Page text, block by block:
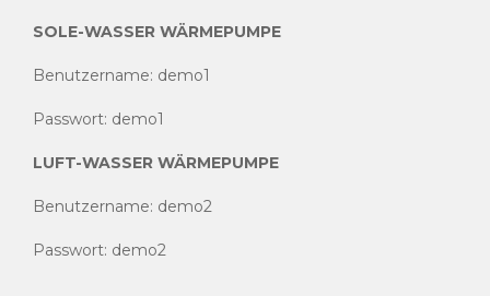
SOLE-WASSER WÄRMEPUMPE
Benutzername: demo1
Passwort: demo1
LUFT-WASSER WÄRMEPUMPE
Benutzername: demo2
Passwort: demo2